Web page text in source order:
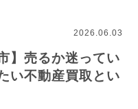
2026.06.03
】売るか迷ってい
い不動産買取とい